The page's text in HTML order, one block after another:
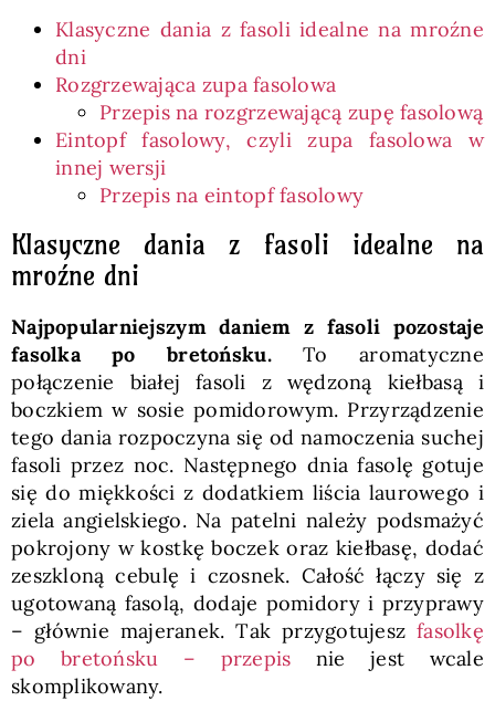
Klasyczne dania z fasoli idealne na mroźne
dni
Rozgrzewająca zupa fasolowa
Przepis na rozgrzewającą zupę fasolową
Eintopf fasolowy, czyli zupa fasolowa w
innej wersji
Przepis na eintopf fasolowy
Klasyczne dania z fasoli idealne na
mroźne dni
Najpopularniejszym daniem z fasoli pozostaje
fasolka po bretońsku.To aromatyczne
połączenie białej fasoli z wędzoną kiełbasą i
boczkiem w sosie pomidorowym. Przyrządzenie
tego dania rozpoczyna się od namoczenia suchej
fasoli przez noc. Następnego dnia fasolę gotuje
się do miękkości z dodatkiem liścia laurowego i
ziela angielskiego. Na patelni należy podsmażyć
pokrojony w kostkę boczek oraz kiełbasę, dodać
zeszkloną cebulę i czosnek. Całość łączy się z
ugotowaną fasolą, dodaje pomidory i przyprawy
– głównie majeranek. Tak przygotujeszfasolkę
po bretońsku – przepis nie jest wcale
skomplikowany.